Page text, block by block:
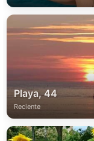
Playa, 44
Reciente